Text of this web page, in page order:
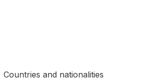
Countries and nationalities